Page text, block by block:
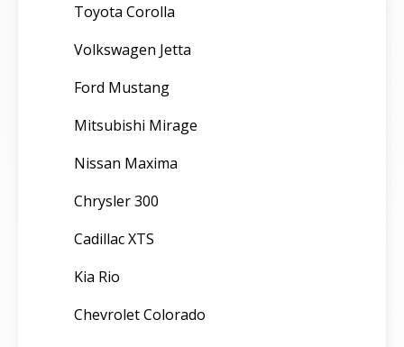
Toyota Corolla
Volkswagen Jetta
Ford Mustang
Mitsubishi Mirage
Nissan Maxima
Chrysler 300
Cadillac XTS
Kia Rio
Chevrolet Colorado